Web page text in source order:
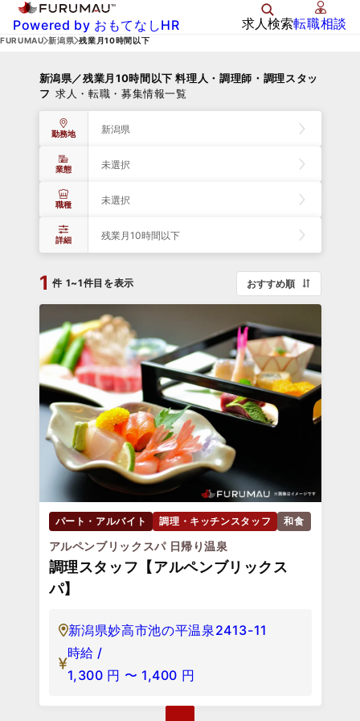
Powered by おもてなしHR 求人検索転職相談
FURUMAU 新潟県 残業月10時間以下
新潟県／残業月10時間以下 料理人・調理師・調理スタッ
フ 求人・転職・募集情報一覧
勤務地 新潟県
業態 未選択
職種 未選択
詳細 残業月10時間以下
1 件 1~1件目を表示 おすすめ順
パート・アルバイト 調理・キッチンスタッフ 和食
アルペンブリックスパ 日帰り温泉
調理スタッフ【アルペンブリックス
パ】
新潟県妙高市池の平温泉2413-11
時給 /
1,300 円 〜 1,400 円